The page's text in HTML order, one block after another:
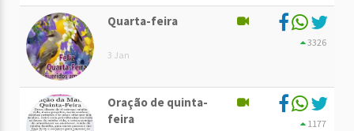
Quarta-feira
3 Jan
3326
Oração de quinta-
feira
1177